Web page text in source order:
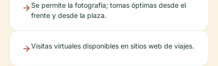
Se permite la fotografía; tomas óptimas desde el
frente y desde la plaza.
Visitas virtuales disponibles en sitios web de viajes.